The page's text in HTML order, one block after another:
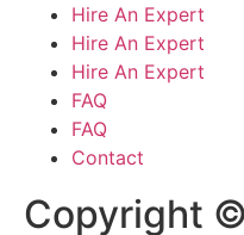
Hire An Expert
Hire An Expert
Hire An Expert
FAQ
FAQ
Contact
Copyright